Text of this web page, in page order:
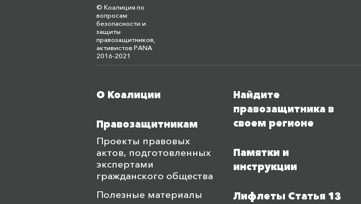
© Коалиция по
вопросам
безопасности и
защиты
правозащитников,
активистов PANA
2016-2021
Меню футера
О Коалиции
Правозащитникам
Проекты правовых
актов, подготовленных
экспертами
гражданского общества
Полезные материалы
Найдите
правозащитника в
своем регионе
Памятки и
инструкции
Лифлеты Статья 13